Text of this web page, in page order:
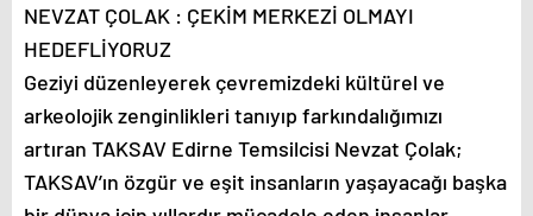
NEVZAT ÇOLAK : ÇEKİM MERKEZİ OLMAYI
HEDEFLİYORUZ
Geziyi düzenleyerek çevremizdeki kültürel ve
arkeolojik zenginlikleri tanıyıp farkındalığımızı
artıran TAKSAV Edirne Temsilcisi Nevzat Çolak;
TAKSAV’ın özgür ve eşit insanların yaşayacağı başka